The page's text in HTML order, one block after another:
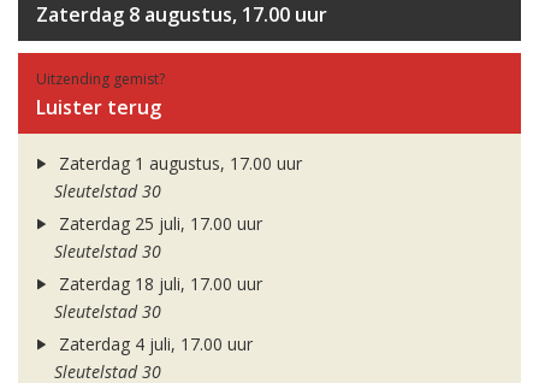
Zaterdag 8 augustus, 17.00 uur
Uitzending gemist?
Luister terug
Zaterdag 1 augustus, 17.00 uur
Sleutelstad 30
Zaterdag 25 juli, 17.00 uur
Sleutelstad 30
Zaterdag 18 juli, 17.00 uur
Sleutelstad 30
Zaterdag 4 juli, 17.00 uur
Sleutelstad 30